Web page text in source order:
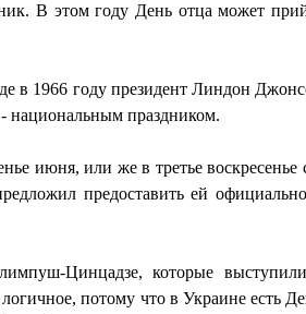
В этом году День отца может
в 1966 году президент Линдон
национальным праздником.
июня, или же в третье воскресенье
предоставить ей
Цинцадзе, которые
потому что в Украине есть